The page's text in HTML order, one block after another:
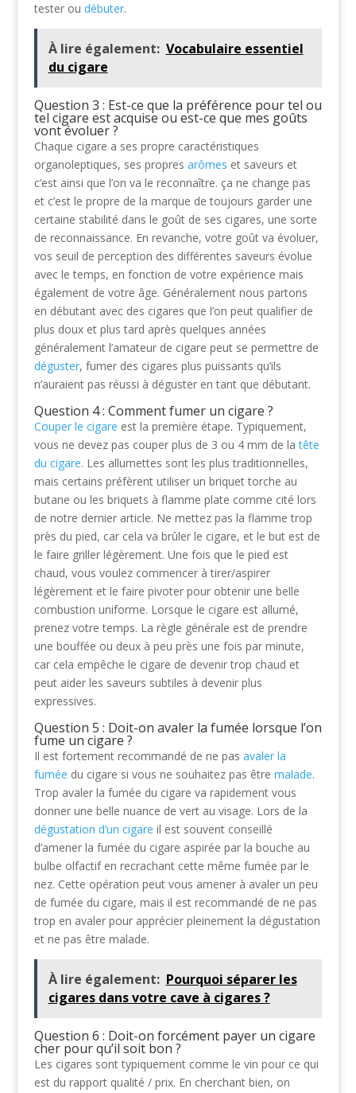
tester ou débuter.
À lire également: Vocabulaire essentiel
du cigare
Question 3 : Est-ce que la préférence pour tel ou
tel cigare est acquise ou est-ce que mes goûts
vont évoluer ?
Chaque cigare a ses propre caractéristiques
organoleptiques, ses propres arômes et saveurs et
c’est ainsi que l’on va le reconnaître. ça ne change pas
et c’est le propre de la marque de toujours garder une
certaine stabilité dans le goût de ses cigares, une sorte
de reconnaissance. En revanche, votre goût va évoluer,
vos seuil de perception des différentes saveurs évolue
avec le temps, en fonction de votre expérience mais
également de votre âge. Généralement nous partons
en débutant avec des cigares que l’on peut qualifier de
plus doux et plus tard après quelques années
généralement l’amateur de cigare peut se permettre de
déguster, fumer des cigares plus puissants qu’ils
n’auraient pas réussi à déguster en tant que débutant.
Question 4 : Comment fumer un cigare ?
Couper le cigare est la première étape. Typiquement,
vous ne devez pas couper plus de 3 ou 4 mm de latête
du cigare. Les allumettes sont les plus traditionnelles,
mais certains préfèrent utiliser un briquet torche au
butane ou les briquets à flamme plate comme cité lors
de notre dernier article. Ne mettez pas la flamme trop
près du pied, car cela va brûler le cigare, et le but est de
le faire griller légèrement. Une fois que le pied est
chaud, vous voulez commencer à tirer/aspirer
légèrement et le faire pivoter pour obtenir une belle
combustion uniforme. Lorsque le cigare est allumé,
prenez votre temps. La règle générale est de prendre
une bouffée ou deux à peu près une fois par minute,
car cela empêche le cigare de devenir trop chaud et
peut aider les saveurs subtiles à devenir plus
expressives.
Question 5 : Doit-on avaler la fumée lorsque l’on
fume un cigare ?
Il est fortement recommandé de ne pas avaler la
fumée du cigare si vous ne souhaitez pas être malade.
Trop avaler la fumée du cigare va rapidement vous
donner une belle nuance de vert au visage. Lors de la
dégustation d’un cigare il est souvent conseillé
d’amener la fumée du cigare aspirée par la bouche au
bulbe olfactif en recrachant cette même fumée par le
nez. Cette opération peut vous amener à avaler un peu
de fumée du cigare, mais il est recommandé de ne pas
trop en avaler pour apprécier pleinement la dégustation
et ne pas être malade.
À lire également: Pourquoi séparer les
cigares dans votre cave à cigares ?
Question 6 : Doit-on forcément payer un cigare
cher pour qu’il soit bon ?
Les cigares sont typiquement comme le vin pour ce qui
est du rapport qualité / prix. En cherchant bien, on